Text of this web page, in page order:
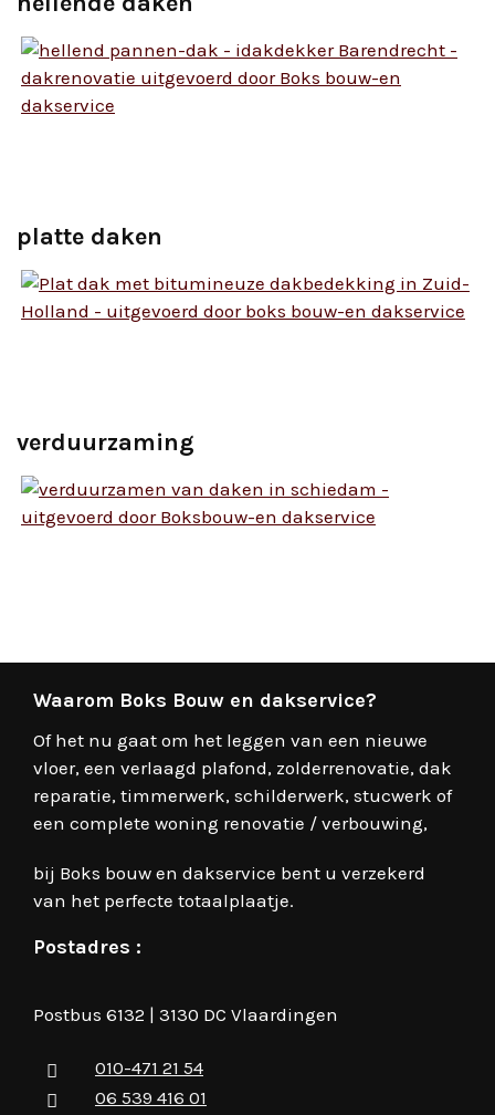
platte daken
verduurzaming
Waarom Boks Bouw en dakservice?
Of het nu gaat om het leggen van een nieuwe
vloer, een verlaagd plafond, zolderrenovatie, dak
reparatie, timmerwerk, schilderwerk, stucwerk of
een complete woning renovatie / verbouwing,
bij Boks bouw en dakservice bent u verzekerd
van het perfecte totaalplaatje.
Postadres :
Postbus 6132 | 3130 DC Vlaardingen
010-471 21 54
06 539 416 01